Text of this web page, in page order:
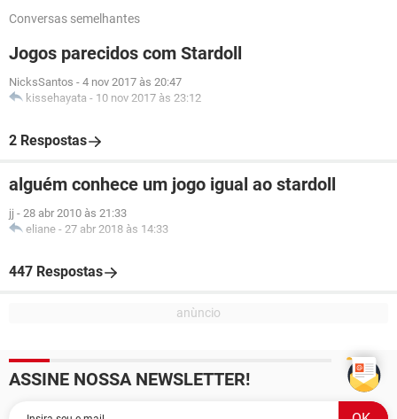
Conversas semelhantes
Jogos parecidos com Stardoll
NicksSantos - 4 nov 2017 às 20:47
kissehayata - 10 nov 2017 às 23:12
2 Respostas
alguém conhece um jogo igual ao stardoll
jj - 28 abr 2010 às 21:33
eliane - 27 abr 2018 às 14:33
447 Respostas
ASSINE NOSSA NEWSLETTER!